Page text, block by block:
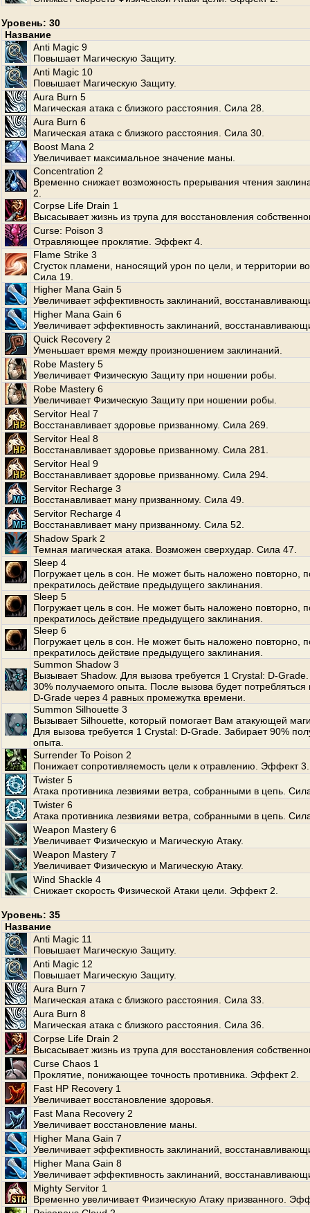
Уровень: 30
Название
Anti Magic 9
Повышает Магическую Защиту.
Anti Magic 10
Повышает Магическую Защиту.
Aura Burn 5
Магическая атака с близкого расстояния. Сила 28.
Aura Burn 6
Магическая атака с близкого расстояния. Сила 30.
Boost Mana 2
Увеличивает максимальное значение маны.
Concentration 2
Временно снижает возможность прерывания чтения
2.
Corpse Life Drain 1
Высасывает жизнь из трупа для восстановления
Curse: Poison 3
Отравляющее проклятие. Эффект 4.
Flame Strike 3
Сгусток пламени, наносящий урон по цели, и территории
Сила 19.
Higher Mana Gain 5
Увеличивает эффективность заклинаний,
Higher Mana Gain 6
Увеличивает эффективность заклинаний,
Quick Recovery 2
Уменьшает время между произношением заклинаний.
Robe Mastery 5
Увеличивает Физическую Защиту при ношении робы.
Robe Mastery 6
Увеличивает Физическую Защиту при ношении робы.
Servitor Heal 7
Восстанавливает здоровье призванному. Сила 269.
Servitor Heal 8
Восстанавливает здоровье призванному. Сила 281.
Servitor Heal 9
Восстанавливает здоровье призванному. Сила 294.
Servitor Recharge 3
Восстанавливает ману призванному. Сила 49.
Servitor Recharge 4
Восстанавливает ману призванному. Сила 52.
Shadow Spark 2
Темная магическая атака. Возможен сверхудар. Сила 47.
Sleep 4
Погружает цель в сон. Не может быть наложено повторно,
прекратилось действие предыдущего заклинания.
Sleep 5
Погружает цель в сон. Не может быть наложено повторно,
прекратилось действие предыдущего заклинания.
Sleep 6
Погружает цель в сон. Не может быть наложено повторно,
прекратилось действие предыдущего заклинания.
Summon Shadow 3
Вызывает Shadow. Для вызова требуется 1 Crystal: D-
30% получаемого опыта. После вызова будет
D-Grade через 4 равных промежутка времени.
Summon Silhouette 3
Вызывает Silhouette, который помогает Вам атакующей
Для вызова требуется 1 Crystal: D-Grade. Забирает 90%
опыта.
Surrender To Poison 2
Понижает сопротивляемость цели к отравлению. Эффект 3.
Twister 5
Атака противника лезвиями ветра, собранными в цепь.
Twister 6
Атака противника лезвиями ветра, собранными в цепь.
Weapon Mastery 6
Увеличивает Физическую и Магическую Атаку.
Weapon Mastery 7
Увеличивает Физическую и Магическую Атаку.
Wind Shackle 4
Снижает скорость Физической Атаки цели. Эффект 2.
Уровень: 35
Название
Anti Magic 11
Повышает Магическую Защиту.
Anti Magic 12
Повышает Магическую Защиту.
Aura Burn 7
Магическая атака с близкого расстояния. Сила 33.
Aura Burn 8
Магическая атака с близкого расстояния. Сила 36.
Corpse Life Drain 2
Высасывает жизнь из трупа для восстановления
Curse Chaos 1
Проклятие, понижающее точность противника. Эффект 2.
Fast HP Recovery 1
Увеличивает восстановление здоровья.
Fast Mana Recovery 2
Увеличивает восстановление маны.
Higher Mana Gain 7
Увеличивает эффективность заклинаний,
Higher Mana Gain 8
Увеличивает эффективность заклинаний,
Mighty Servitor 1
Временно увеличивает Физическую Атаку призванного.